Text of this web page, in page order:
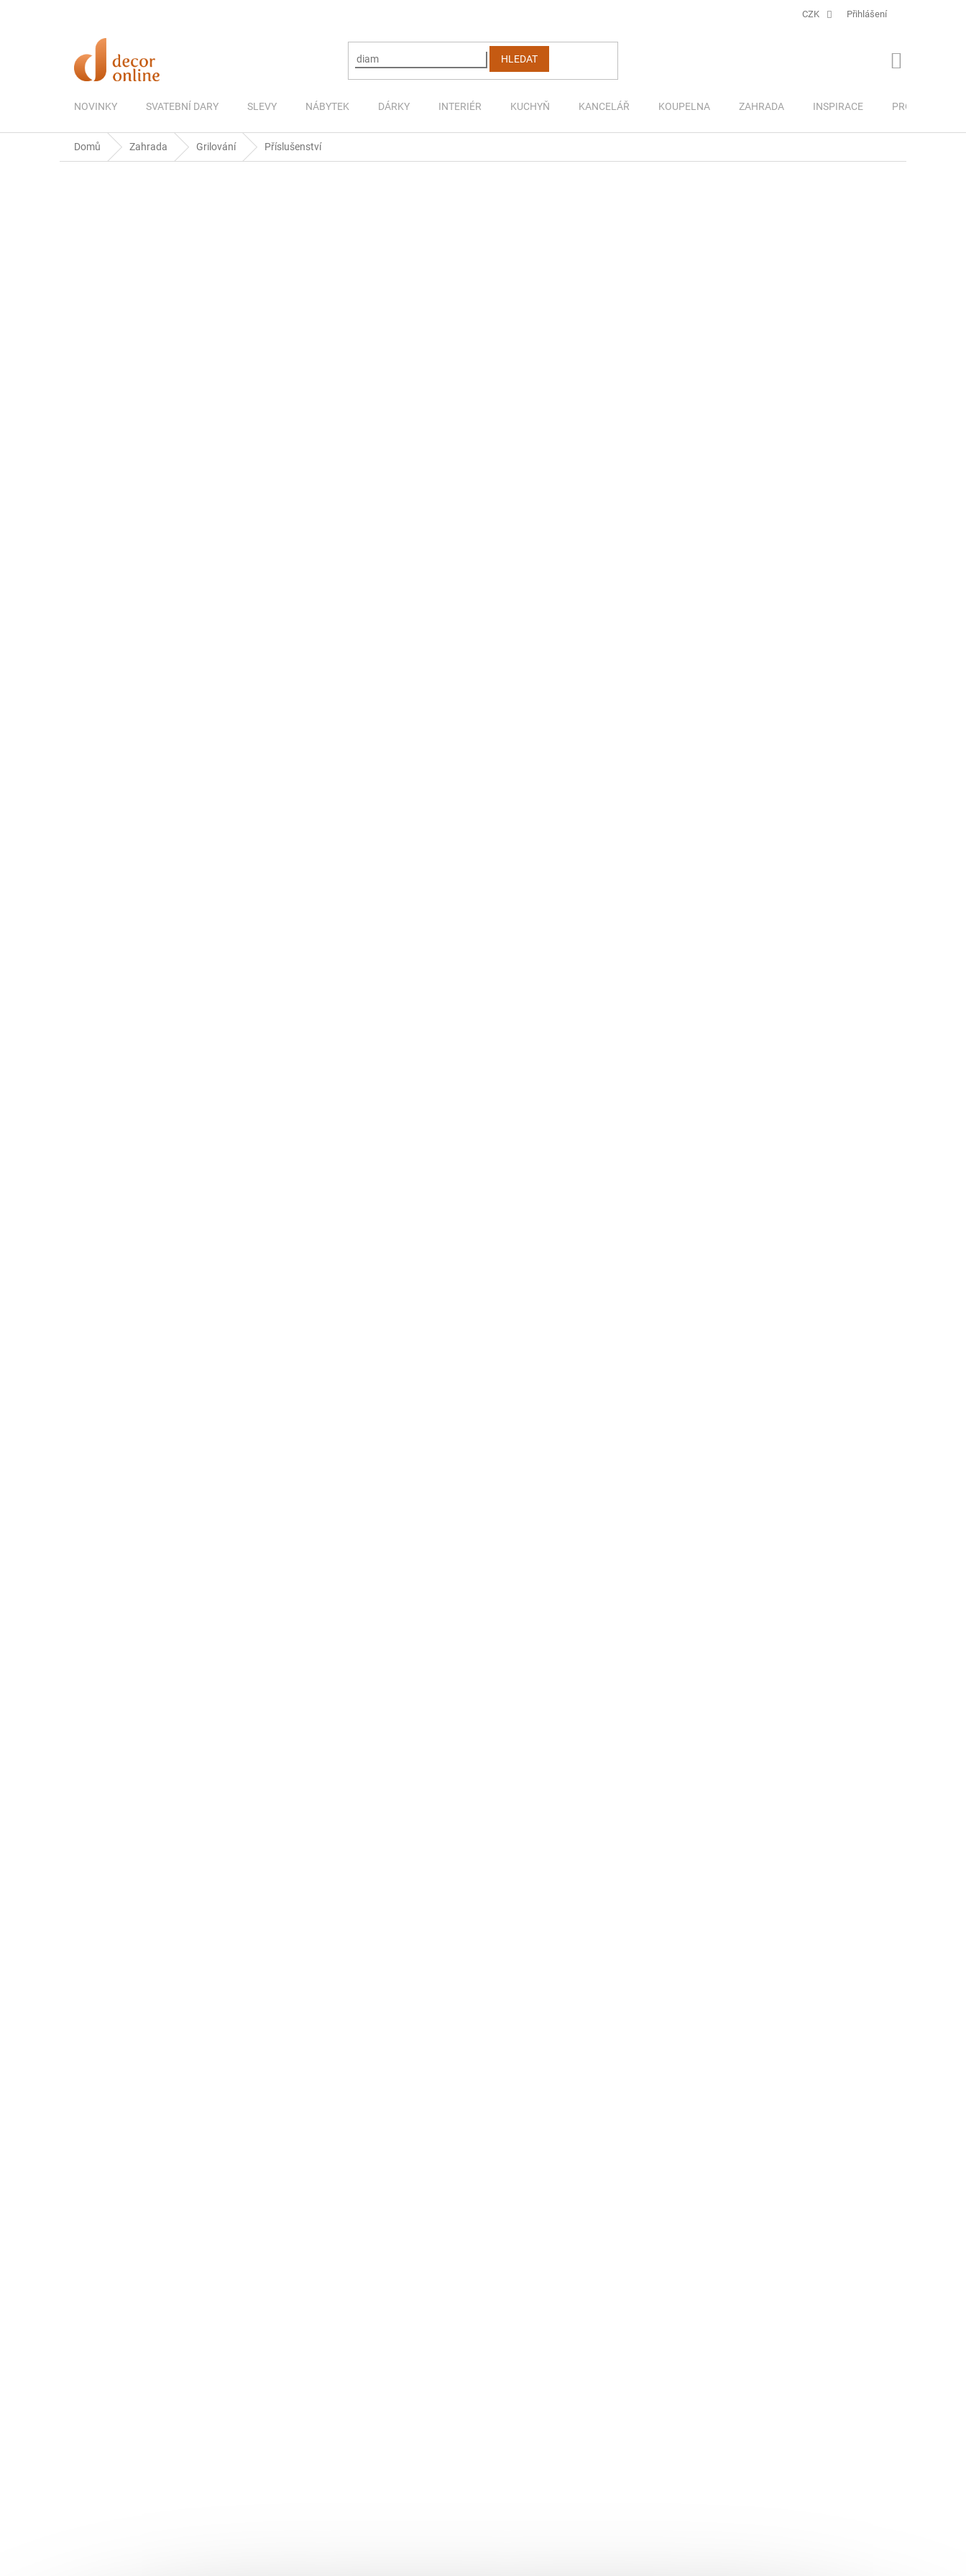
CZK Přihlášení
HLEDAT
NOVINKY SVATEBNÍ DARY SLEVY NÁBYTEK DÁRKY INTERIÉR KUCHYŇ KANCELÁŘ KOUPELNA ZAHRADA INSPIRACE PRO DĚTI
Domů Zahrada Grilování Příslušenství